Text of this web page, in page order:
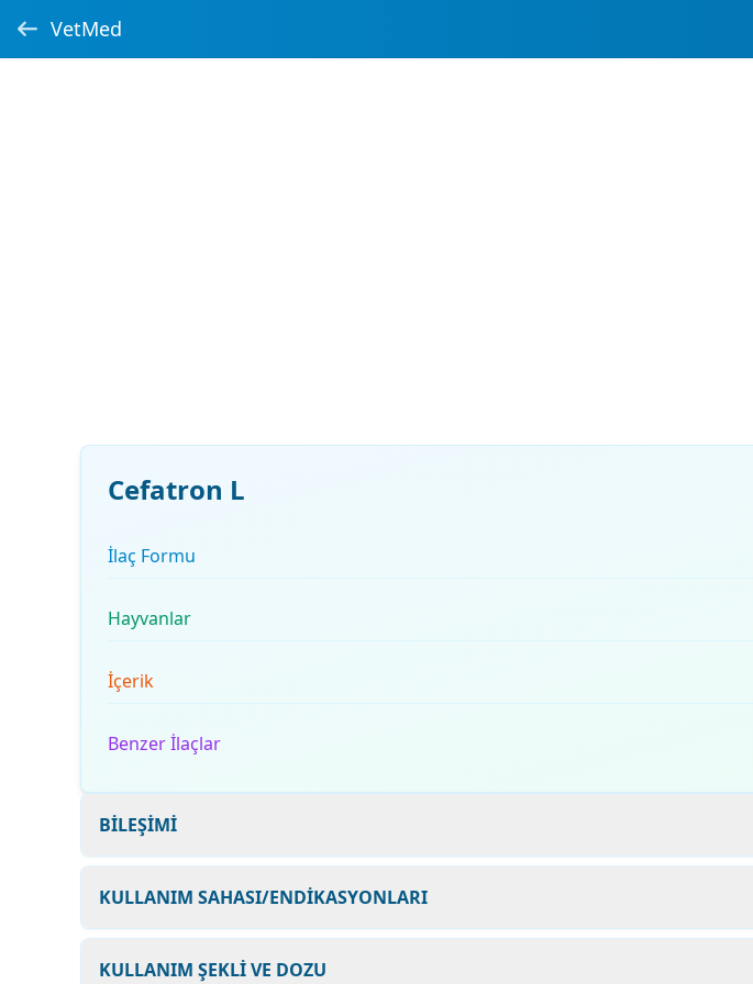
VetMed
Cefatron L
İlaç Formu
Hayvanlar
İçerik
Benzer İlaçlar
BİLEŞİMİ
KULLANIM SAHASI/ENDİKASYONLARI
KULLANIM ŞEKLİ VE DOZU